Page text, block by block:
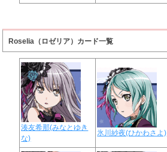
Roselia（ロゼリア）カード一覧
湊友希那(みなとゆき
な)
氷川紗夜(ひかわさよ)